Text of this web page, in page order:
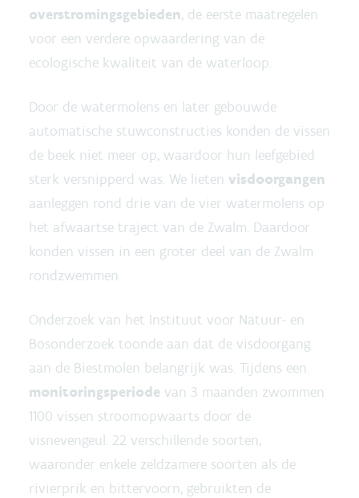
overstromingsgebieden, de eerste maatregelen
voor een verdere opwaardering van de
ecologische kwaliteit van de waterloop.
Door de watermolens en later gebouwde
automatische stuwconstructies konden de vissen
de beek niet meer op, waardoor hun leefgebied
sterk versnipperd was. We lieten visdoorgangen
aanleggen rond drie van de vier watermolens op
het afwaartse traject van de Zwalm. Daardoor
konden vissen in een groter deel van de Zwalm
rondzwemmen.
Onderzoek van het Instituut voor Natuur- en
Bosonderzoek toonde aan dat de visdoorgang
aan de Biestmolen belangrijk was. Tijdens een
monitoringsperiode van 3 maanden zwommen
1100 vissen stroomopwaarts door de
visnevengeul. 22 verschillende soorten,
waaronder enkele zeldzamere soorten als de
rivierprik en bittervoorn, gebruikten de